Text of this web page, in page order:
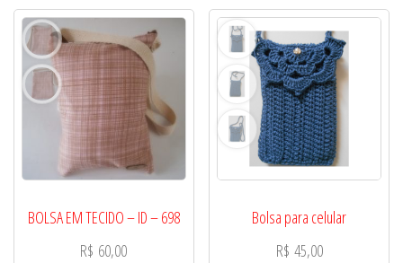
BOLSA EM TECIDO – ID – 698
R$ 60,00
Bolsa para celular
R$ 45,00